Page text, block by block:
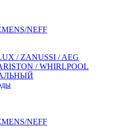
NEFF
/ ZANUSSI / AEG
/ WHIRLPOOL
NEFF